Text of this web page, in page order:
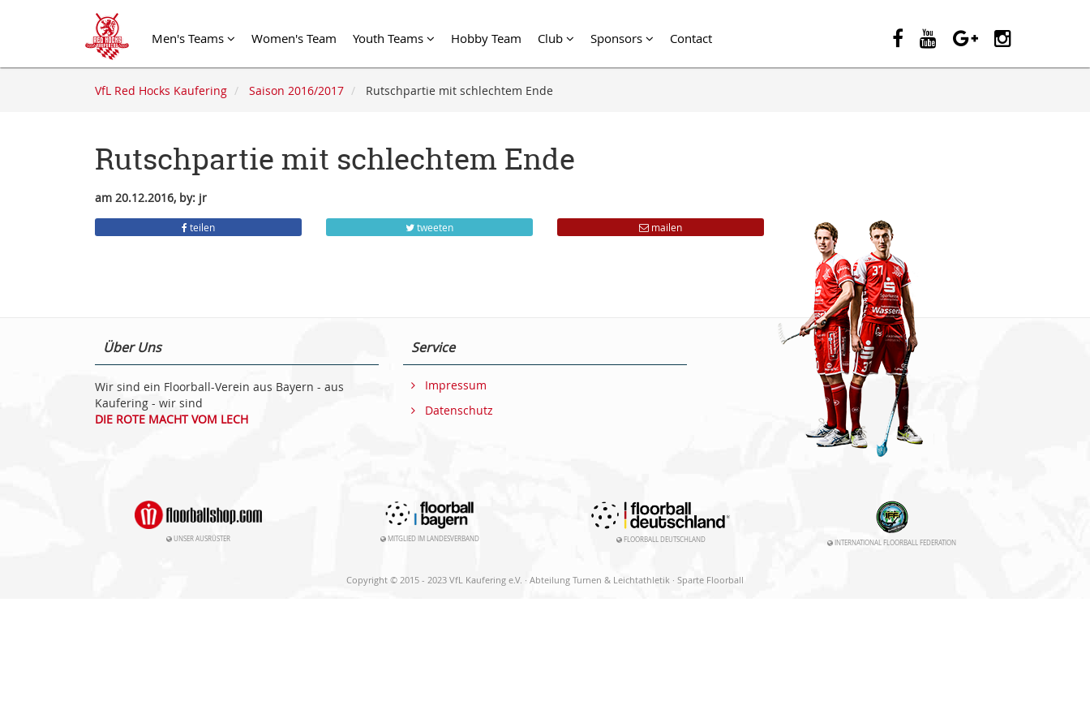
Men's Teams Women's Team Youth Teams Hobby Team Club Sponsors Contact
VfL Red Hocks Kaufering Saison 2016/2017 Rutschpartie mit schlechtem Ende
Rutschpartie mit schlechtem Ende
am 20.12.2016, by: jr
teilen tweeten mailen
Über Uns
Wir sind ein Floorball-Verein aus Bayern - aus
Kaufering - wir sind
DIE ROTE MACHT VOM LECH
Service
Impressum
Datenschutz
UNSER AUSRÜSTER MITGLIED IM LANDESVERBAND FLOORBALL DEUTSCHLAND INTERNATIONAL FLOORBALL FEDERATION
Copyright © 2015 - 2023 VfL Kaufering e.V. · Abteilung Turnen & Leichtathletik · Sparte Floorball